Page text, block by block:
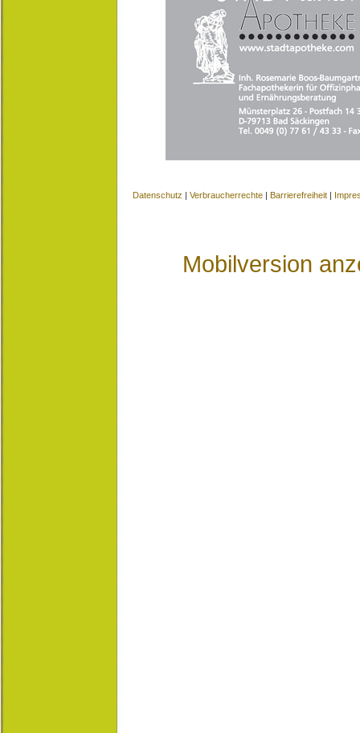
Datenschutz | Verbraucherrechte | Barrierefreiheit |
Mobilversion